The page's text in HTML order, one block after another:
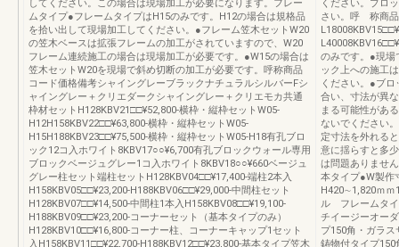
してください。この場合は現場加工が必要になります。フレー
ムタイプ●フレームタイプはH15のみです。H12の場合は規格品
を拾い出して現場加工してください。●フレーム笠木セットW20
の笠木ベースは拡張フレームの加工がされていますので、W20
フレーム連続施工の場合は現場加工が必要です。●W15の場合は
笠木セットW20を現場で斜め切断の加工が必要です。呼称商品
コード価格備考シャイングレーブラックナチュラルシルバーFシ
ャイングレー＋クリエダークシャイングレー＋クリエモカ共通
枠材セットH128KBV21□□¥52,800-横枠・縦枠セットW05-
H12H158KBV22□□¥63,800-横枠・縦枠セットW05-
H15H188KBV23□□¥75,500-横枠・縦枠セットW05-H18有孔ブロ
ック12コ入ホワイト8KBV17○○¥6,700有孔ブロックウォール専用
ブロックベージュグレー1コ入ホワイト8KBV18○○¥660ベージュ
グレー柱セット端柱セットH128KBV04□□¥17,400-端柱2本入
H158KBV05□□¥23,200-H188KBV06□□¥29,000-中間柱セット
H128KBV07□□¥14,500-中間柱1本入H158KBV08□□¥19,100-
H188KBV09□□¥23,200-コーナーセット（基本タイプのみ）
H128KBV10□□¥16,800-コーナー柱、コーナーキャップ1セット
入H158KBV11□□¥22,700-H188KBV12□□¥23,800-基本タイプ笠木
ください。ブロ
さい。呼 称商
のみです。●現場
ック上への施工
ください。●ブ
合い、寸法が異
まる可能性があ
ないでください
定寸法を外れる
意に揺らすと多
は問題ありませ
本タイプ●W製作
H420∼1,820ｍｍ
ル フレームタイ
チイージーオー
プ150角・ガラ
鋳物付タイプ150